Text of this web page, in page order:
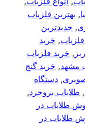
, بهترین فلزیاب
, جدیدترین
, خرید
, خرید فلزیاب
مشهد, خرید گنج
, دستگاه
, طلایاب بروجرد,
طلایاب در
طلایاب در